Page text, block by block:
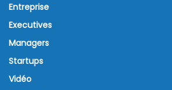
Entreprise
Executives
Managers
Startups
Vidéo